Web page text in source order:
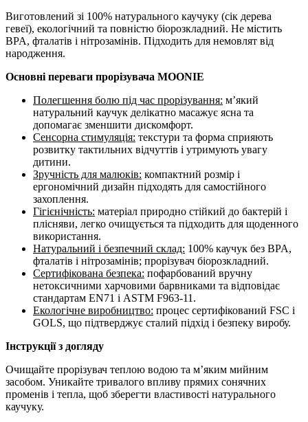
Виготовлений зі 100% натурального каучуку (сік дерева
гевеї), екологічний та повністю біорозкладний. Не містить
BPA, фталатів і нітрозамінів. Підходить для немовлят від
народження.
Основні переваги прорізувача MOONIE
Полегшення болю під час прорізування: м’який
натуральний каучук делікатно масажує ясна та
допомагає зменшити дискомфорт.
Сенсорна стимуляція: текстури та форма сприяють
розвитку тактильних відчуттів і утримують увагу
дитини.
Зручність для малюків: компактний розмір і
ергономічний дизайн підходять для самостійного
захоплення.
Гігієнічність: матеріал природно стійкий до бактерій і
плісняви, легко очищується та підходить для щоденного
використання.
Натуральний і безпечний склад: 100% каучук без BPA,
фталатів і нітрозамінів; прорізувач біорозкладний.
Сертифікована безпека: пофарбований вручну
нетоксичними харчовими барвниками та відповідає
стандартам EN71 і ASTM F963-11.
Екологічне виробництво: процес сертифікований FSC і
GOLS, що підтверджує сталий підхід і безпеку виробу.
Інструкції з догляду
Очищайте прорізувач теплою водою та м’яким мийним
засобом. Уникайте тривалого впливу прямих сонячних
променів і тепла, щоб зберегти властивості натурального
каучуку.